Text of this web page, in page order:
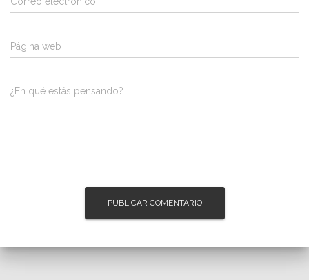
Página web
¿En qué estás pensando?